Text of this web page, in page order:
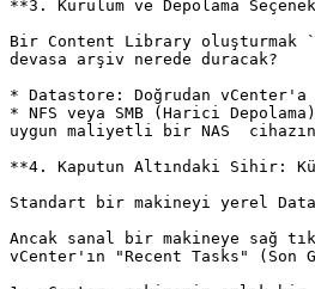
**3. Kurulum ve Depolama
Bir Content Library oluşturmak
devasa arşiv nerede duracak?
* Datastore: Doğrudan
* NFS veya SMB (Harici
uygun maliyetli bir NAS
**4. Kaputun Altındaki Sihir:
Standart bir makineyi yerel
Ancak sanal bir makineye sağ
vCenter'ın "Recent Tasks" (Son